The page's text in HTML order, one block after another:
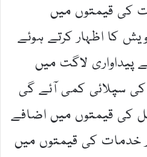
کی قیمتوں میں
کا اظہار کرتے ہوئے
لاگت میں
کی سپلائی کمی آئے گی
کی قیمتوں میں اضافے
خدمات کی قیمتوں میں